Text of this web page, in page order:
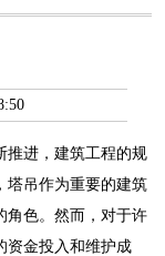
推进，建筑工程的规
塔吊作为重要的建筑
角色。然而，对于许
资金投入和维护成